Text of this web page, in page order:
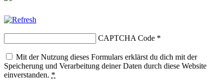
CAPTCHA Code *
Mit der Nutzung dieses Formulars erklärst du dich mit der
Speicherung und Verarbeitung deiner Daten durch diese Website
einverstanden. *